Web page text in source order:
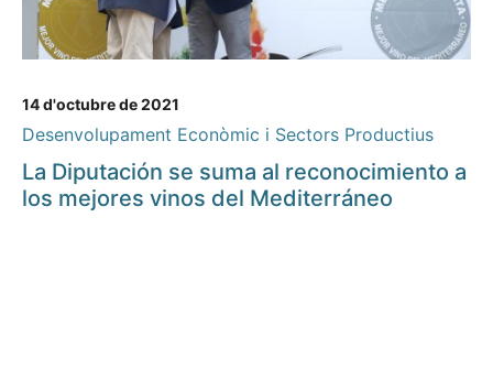
14 d'octubre de 2021
Desenvolupament Econòmic i Sectors Productius
La Diputación se suma al reconocimiento a
los mejores vinos del Mediterráneo